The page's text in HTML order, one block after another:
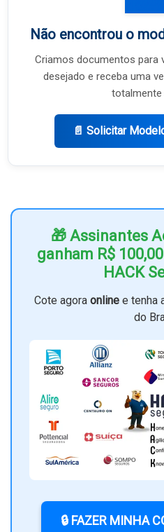
Não encontrou o
Criamos documentos para
desejado e receba uma
totalmente
📄 Solicitar
🎁 Assinantes
ganham R$
HACK
Cote agora onlinee tenha
do
🔒 FAZER MINHA